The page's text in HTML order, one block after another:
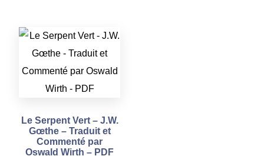
Le Serpent Vert – J.W.
Gœthe – Traduit et
Commenté par
Oswald Wirth – PDF